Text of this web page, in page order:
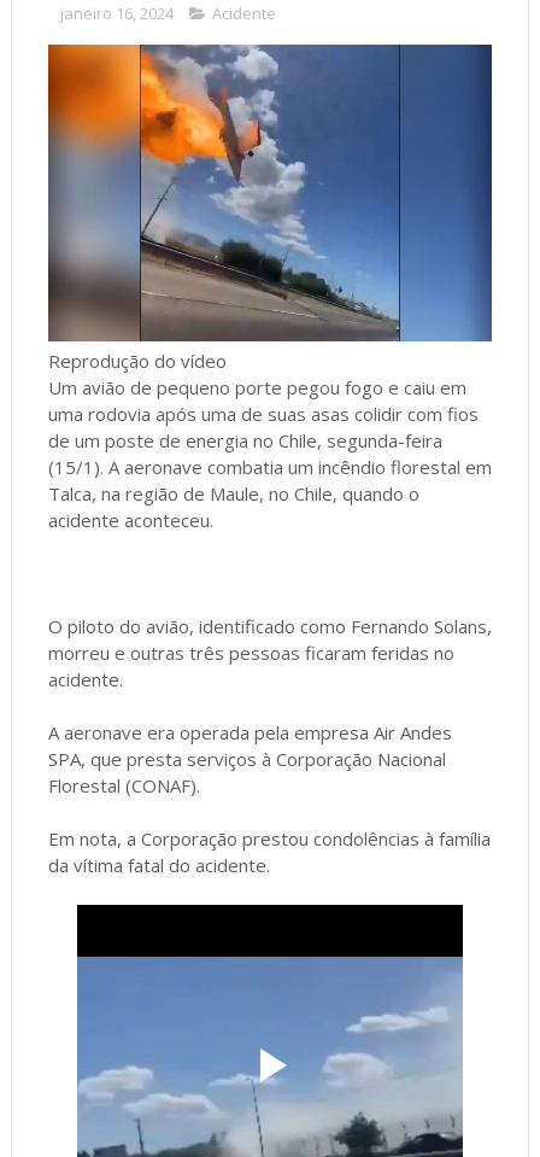
janeiro 16, 2024 Acidente
Reprodução do vídeo
Um avião de pequeno porte pegou fogo e caiu em
uma rodovia após uma de suas asas colidir com fios
de um poste de energia no Chile, segunda-feira
(15/1). A aeronave combatia um incêndio florestal em
Talca, na região de Maule, no Chile, quando o
acidente aconteceu.
O piloto do avião, identificado como Fernando Solans,
morreu e outras três pessoas ficaram feridas no
acidente.
A aeronave era operada pela empresa Air Andes
SPA, que presta serviços à Corporação Nacional
Florestal (CONAF).
Em nota, a Corporação prestou condolências à família
da vítima fatal do acidente.